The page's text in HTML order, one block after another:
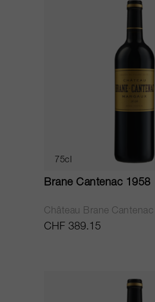
75cl
Brane Cantenac 1958
Château Brane Cantenac
CHF 389.15